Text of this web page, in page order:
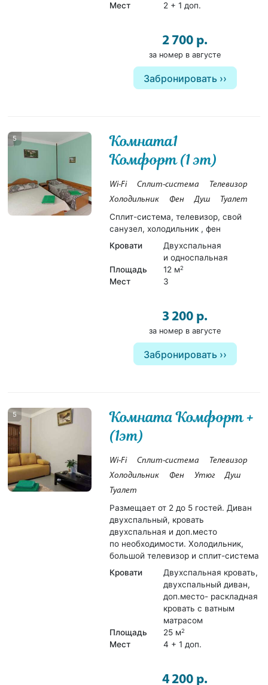
Мест 2 + 1 доп.
2 700 р.
за номер в августе
Забронировать
5
Комната1
Комфорт (1 эт)
Wi-Fi Сплит-система
Телевизор
Холодильник
Фен Душ Туалет
Сплит-система, телевизор, свой
санузел, холодильник , фен
Кровати
Двухспальная
и односпальная
Площадь
12 м2
Мест 3
3 200 р.
за номер в августе
Забронировать
5
Комната Комфорт +
(1эт)
Wi-Fi Сплит-система
Телевизор
Холодильник
Фен Утюг
Душ
Туалет
Размещает от 2 до 5 гостей. Диван
двухспальный, кровать
двухспальная и доп.место
по необходимости. Холодильник,
большой телевизор и сплит-система
Кровати
Двухспальная кровать,
двухспальный диван,
доп.место- раскладная
кровать с ватным
матрасом
Площадь
25 м2
Мест 4 + 1 доп.
4 200 р.